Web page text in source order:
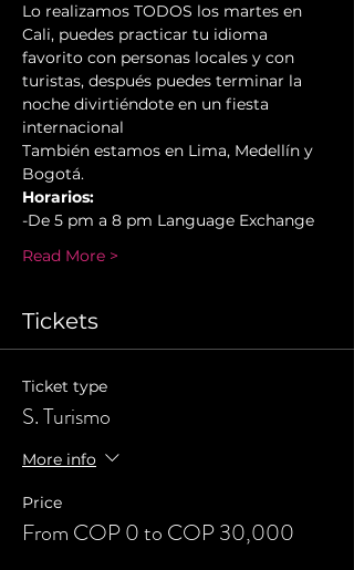
Lo realizamos TODOS los martes en
Cali, puedes practicar tu idioma
favorito con personas locales y con
turistas, después puedes terminar la
noche divirtiéndote en un fiesta
internacional
También estamos en Lima, Medellín y
Bogotá.
Horarios:
-De 5 pm a 8 pm Language Exchange
Read More >
Tickets
Ticket type
S. Turismo
More info
Price
From COP 0 to COP 30,000